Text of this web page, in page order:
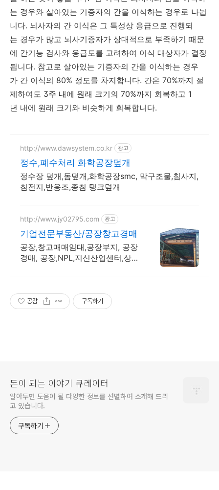
는 경우와 살아있는 기증자의 간을 이식하는 경우로 나뉩
니다. 뇌사자의 간 이식은 그 특성상 응급으로 진행되
는 경우가 많고 뇌사기증자가 상대적으로 부족하기 때문
에 간기능 검사와 응급도를 고려하여 이식 대상자가 결정
됩니다. 참고로 살아있는 기증자의 간을 이식하는 경우
가 간 이식의 80% 정도를 차지합니다. 간은 70%까지 절
제하여도 3주 내에 원래 크기의 70%까지 회복하고 1
년 내에 원래 크기와 비슷하게 회복합니다.
http://www.dawsystem.co.kr 광고
정수,폐수처리 화학공장덮개
정수장 덮개,돔덮개,화학공장smc, 막구조물,침사지,
침전지,반응조,종침 탱크덮개
http://www.jy02795.com 광고
기업전문부동산/공장창고경매
공장,창고매매임대,공장부지, 공장
경매, 공장,NPL,지신산업센터,상
공감 구독하기
돈이 되는 이야기 큐레이터
알아두면 도움이 될 다양한 정보를 선별하여 소개해 드리
고 있습니다.
구독하기